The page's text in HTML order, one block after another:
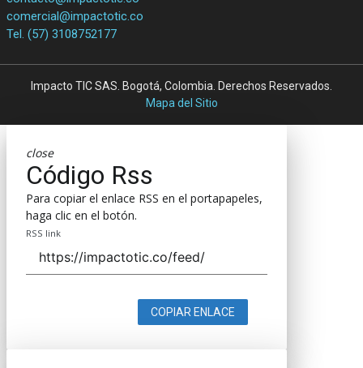
comercial@impactotic.co
Tel. (57) 3108752177
Impacto TIC SAS. Bogotá, Colombia. Derechos Reservados.
Mapa del Sitio
close
Código Rss
Para copiar el enlace RSS en el portapapeles,
haga clic en el botón.
RSS link
COPIAR ENLACE